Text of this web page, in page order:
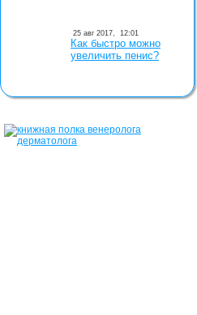
25 авг 2017, 12:01
Как быстро можно
увеличить пенис?